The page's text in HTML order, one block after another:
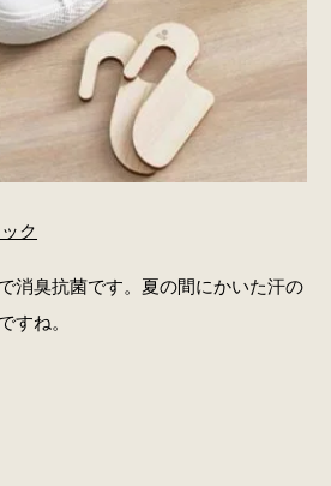
ク
消臭抗菌です。夏の間にかいた汗の
すね。